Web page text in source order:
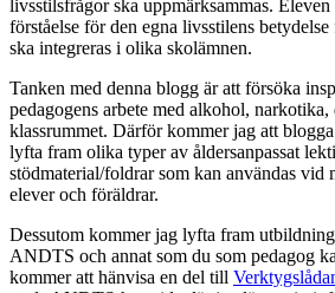
livsstilsfrågor ska uppmärksammas.
förståelse för den egna livsstilens
ska integreras i olika skolämnen.
Tanken med denna blogg är att försöka
pedagogens arbete med alkohol,
klassrummet. Därför kommer jag att
lyfta fram olika typer av åldersanpassat
stödmaterial/foldrar som kan användas vid
elever och föräldrar.
Dessutom kommer jag lyfta fram
ANDTS och annat som du som pedagog
kommer att hänvisa en del till